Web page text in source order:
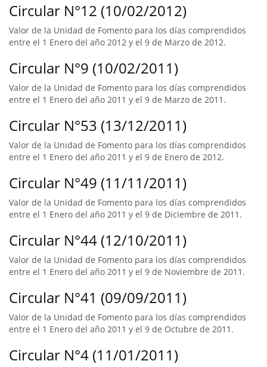
Circular N°12 (10/02/2012)
Valor de la Unidad de Fomento para los días comprendidos
entre el 1 Enero del año 2012 y el 9 de Marzo de 2012.
Circular N°9 (10/02/2011)
Valor de la Unidad de Fomento para los días comprendidos
entre el 1 Enero del año 2011 y el 9 de Marzo de 2011.
Circular N°53 (13/12/2011)
Valor de la Unidad de Fomento para los días comprendidos
entre el 1 Enero del año 2011 y el 9 de Enero de 2012.
Circular N°49 (11/11/2011)
Valor de la Unidad de Fomento para los días comprendidos
entre el 1 Enero del año 2011 y el 9 de Diciembre de 2011.
Circular N°44 (12/10/2011)
Valor de la Unidad de Fomento para los días comprendidos
entre el 1 Enero del año 2011 y el 9 de Noviembre de 2011.
Circular N°41 (09/09/2011)
Valor de la Unidad de Fomento para los días comprendidos
entre el 1 Enero del año 2011 y el 9 de Octubre de 2011.
Circular N°4 (11/01/2011)